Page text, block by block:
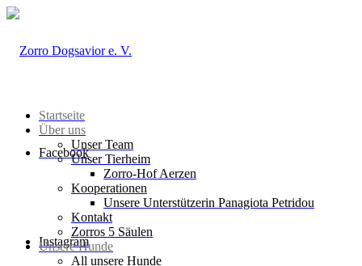
Facebook
Instagram
Startseite
Über uns
Unser Team
Unser Tierheim
Zorro-Hof Aerzen
Kooperationen
Unsere Unterstützerin Panagiota Petridou
Kontakt
Zorros 5 Säulen
Unsere Hunde
All unsere Hunde